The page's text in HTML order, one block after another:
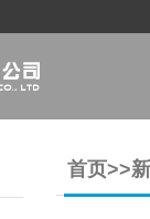
首页>>